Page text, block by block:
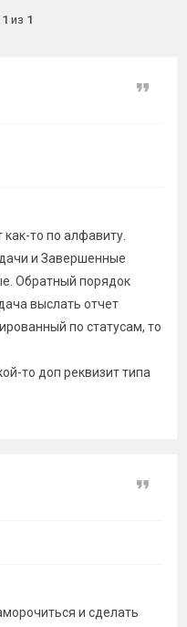
1 из 1
Цитата
как-то по алфавиту.
и Завершенные
Обратный порядок
выслать отчет
по статусам, то
то доп реквизит типа
Цитата
и сделать